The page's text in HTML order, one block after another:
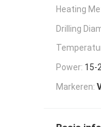
Heating
Drilling
Power: 15-
Markeren: